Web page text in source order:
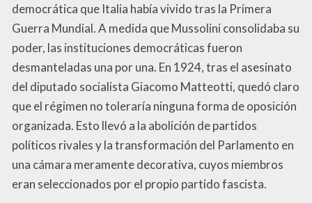
democrática que Italia había vivido tras la Primera
Guerra Mundial. A medida que Mussolini consolidaba su
poder, las instituciones democráticas fueron
desmanteladas una por una. En 1924, tras el asesinato
del diputado socialista Giacomo Matteotti, quedó claro
que el régimen no toleraría ninguna forma de oposición
organizada. Esto llevó a la abolición de partidos
políticos rivales y la transformación del Parlamento en
una cámara meramente decorativa, cuyos miembros
eran seleccionados por el propio partido fascista.